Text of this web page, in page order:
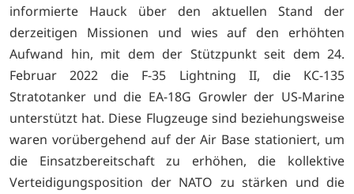
informierte Hauck über den aktuellen Stand der
derzeitigen Missionen und wies auf den erhöhten
Aufwand hin, mit dem der Stützpunkt seit dem 24.
Februar 2022 die F-35 Lightning II, die KC-135
Stratotanker und die EA-18G Growler der US-Marine
unterstützt hat. Diese Flugzeuge sind beziehungsweise
waren vorübergehend auf der Air Base stationiert, um
die Einsatzbereitschaft zu erhöhen, die kollektive
Verteidigungsposition der NATO zu stärken und die